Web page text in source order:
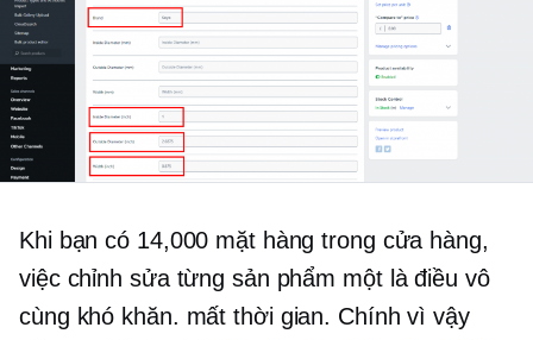
Khi bạn có 14,000 mặt hàng trong cửa hàng,
việc chỉnh sửa từng sản phẩm một là điều vô
cùng khó khăn. mất thời gian. Chính vì vậy